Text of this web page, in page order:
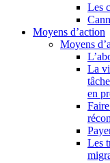
Les
Moyens d’action
Moyens
La
en
Les